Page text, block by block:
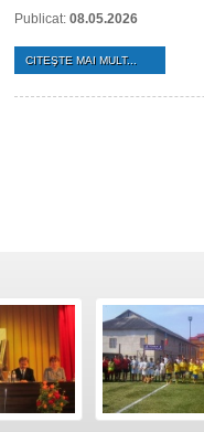
Publicat: 08.05.2026
CITEŞTE MAI MULT...